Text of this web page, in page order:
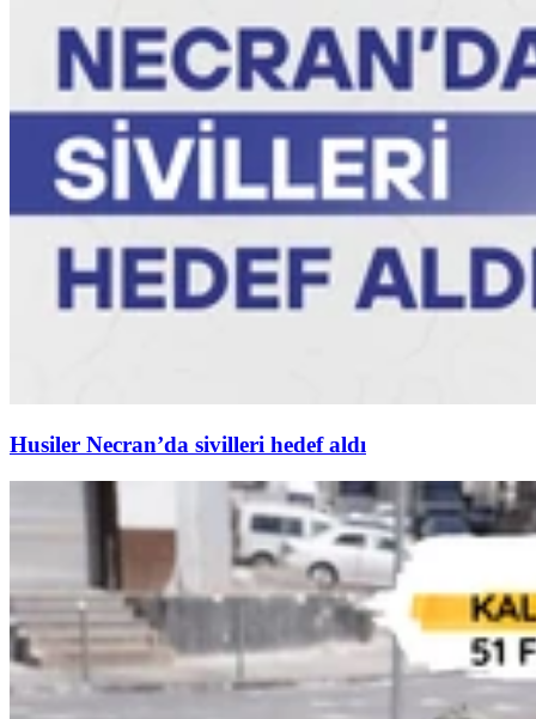
Husiler Necran’da sivilleri hedef aldı